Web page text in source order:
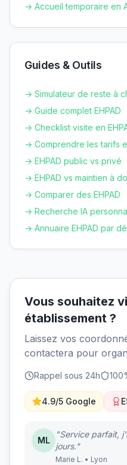
→ Accueil temporaire en
Guides & Outils
→ Simulateur de reste à
→ Guide complet EHPAD
→ Checklist visite en
→ Comprendre les tarifs
→ EHPAD public vs privé
→ EHPAD vs maintien à
→ Comparer des EHPAD
→ Recherche IA
→ Annuaire EHPAD par
Vous souhaitez
établissement ?
Laissez vos
contactera pour
Rappel sous 24h
4.9/5 Google
ML
"Service parfait,
jours."
Marie L. • Lyon